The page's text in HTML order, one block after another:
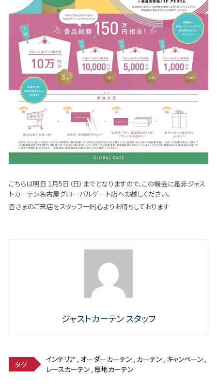
こちらは明日 1月5日（日）までとなりますので、この機会に是非ジャス
トカーテン名古屋グローバルゲート店へお越しください。
皆さまのご来店をスタッフ一同心よりお待ちしております
ジャストカーテン スタッフ
タグ
インテリア , オーダーカーテン , カーテン , キャンペーン ,
レースカーテン , 厚地カーテン